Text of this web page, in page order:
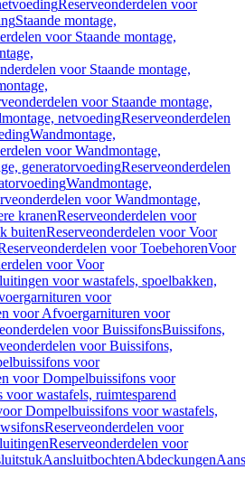
Reserveonderdelen voor
Staande montage,
voor Staande montage,
voor Staande montage,
voor Staande montage,
netvoedingReserveonderdelen
Wandmontage,
voor Wandmontage,
generatorvoedingReserveonderdelen
Wandmontage,
voor Wandmontage,
kranenReserveonderdelen voor
buitenReserveonderdelen voor Voor
voor ToebehorenVoor
voor Voor
voor wastafels, spoelbakken,
voor
voor Afvoergarnituren voor
voor BuissifonsBuissifons,
voor Buissifons,
voor
voor Dompelbuissifons voor
wastafels, ruimtesparend
Dompelbuissifons voor wastafels,
Reserveonderdelen voor
Reserveonderdelen voor
AansluitbochtenAbdeckungen